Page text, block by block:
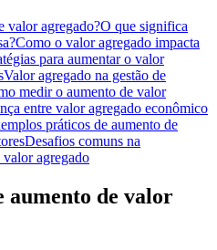
valor agregado?O que significa
Como o valor agregado impacta
para aumentar o valor
Valor agregado na gestão de
medir o aumento de valor
entre valor agregado econômico
práticos de aumento de
Desafios comuns na
valor agregado
aumento de valor